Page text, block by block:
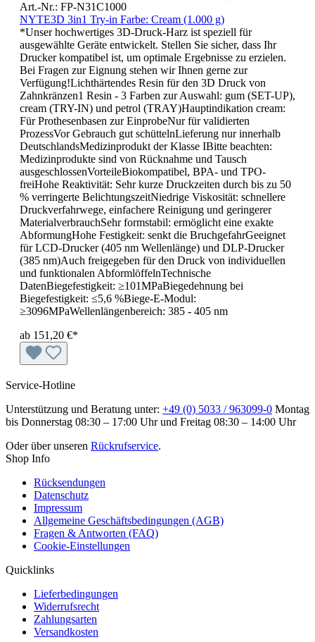
Art.-Nr.: FP-N31C1000
NYTE3D 3in1 Try-in Farbe: Cream (1.000 g)
*Unser hochwertiges 3D-Druck-Harz ist speziell für
ausgewählte Geräte entwickelt. Stellen Sie sicher, dass Ihr
Drucker kompatibel ist, um optimale Ergebnisse zu erzielen.
Bei Fragen zur Eignung stehen wir Ihnen gerne zur
Verfügung!Lichthärtendes Resin für den 3D Druck von
Zahnkränzen1 Resin - 3 Farben zur Auswahl: gum (SET-UP),
cream (TRY-IN) und petrol (TRAY)Hauptindikation cream:
Für Prothesenbasen zur EinprobeNur für validierten
ProzessVor Gebrauch gut schüttelnLieferung nur innerhalb
DeutschlandsMedizinprodukt der Klasse IBitte beachten:
Medizinprodukte sind von Rücknahme und Tausch
ausgeschlossenVorteileBiokompatibel, BPA- und TPO-
freiHohe Reaktivität: Sehr kurze Druckzeiten durch bis zu 50
% verringerte BelichtungszeitNiedrige Viskosität: schnellere
Druckverfahrwege, einfachere Reinigung und geringerer
MaterialverbrauchSehr formstabil: ermöglicht eine exakte
AbformungHohe Festigkeit: senkt die BruchgefahrGeeignet
für LCD-Drucker (405 nm Wellenlänge) und DLP-Drucker
(385 nm)Auch freigegeben für den Druck von individuellen
und funktionalen AbformlöffelnTechnische
DatenBiegefestigkeit: ≥101MPaBiegedehnung bei
Biegefestigkeit: ≤5,6 %Biege-E-Modul:
≥3096MPaWellenlängenbereich: 385 - 405 nm
ab 151,20 €*
Service-Hotline
Unterstützung und Beratung unter: +49 (0) 5033 / 963099-0 Montag
bis Donnerstag 08:30 – 17:00 Uhr und Freitag 08:30 – 14:00 Uhr
Oder über unseren Rückrufservice.
Shop Info
Rücksendungen
Datenschutz
Impressum
Allgemeine Geschäftsbedingungen (AGB)
Fragen & Antworten (FAQ)
Cookie-Einstellungen
Quicklinks
Lieferbedingungen
Widerrufsrecht
Zahlungsarten
Versandkosten